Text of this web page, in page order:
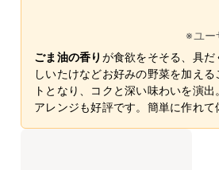
※ユー
ごま油の香り が食欲をそそる、具だ
しいたけなどお好みの野菜を加える
トとなり、コクと深い味わいを演
アレンジも好評です。簡単に作れて